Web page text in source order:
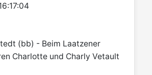
(bb) - Beim Laatzener
Charlotte und Charly Vetault